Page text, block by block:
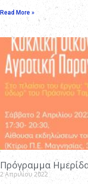
Read More »
Πρόγραμμα
2 Απριλίου 2022